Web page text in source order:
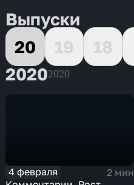
Выпуски
20
19 18
20202020
4 февраля
2 мин